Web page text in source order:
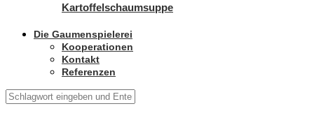
Kartoffelschaumsuppe
Die Gaumenspielerei
Kooperationen
Kontakt
Referenzen